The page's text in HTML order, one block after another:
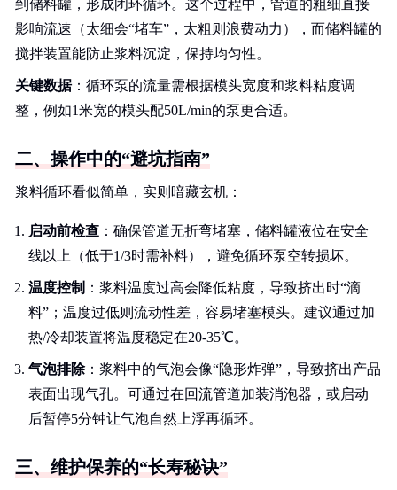
到储料罐，形成闭环循环。这个过程中，管道的粗细直接
影响流速（太细会“堵车”，太粗则浪费动力），而储料罐的
搅拌装置能防止浆料沉淀，保持均匀性。
关键数据：循环泵的流量需根据模头宽度和浆料粘度调
整，例如1米宽的模头配50L/min的泵更合适。
二、操作中的“避坑指南”
浆料循环看似简单，实则暗藏玄机：
启动前检查 ：确保管道无折弯堵塞，储料罐液位在安全
线以上（低于1/3时需补料），避免循环泵空转损坏。
温度控制 ：浆料温度过高会降低粘度，导致挤出时“滴
料”；温度过低则流动性差，容易堵塞模头。建议通过加
热/冷却装置将温度稳定在20-35℃。
气泡排除：浆料中的气泡会像“隐形炸弹”，导致挤出产品
表面出现气孔。可通过在回流管道加装消泡器，或启动
后暂停5分钟让气泡自然上浮再循环。
三、维护保养的“长寿秘诀”